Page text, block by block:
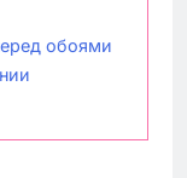
обоями